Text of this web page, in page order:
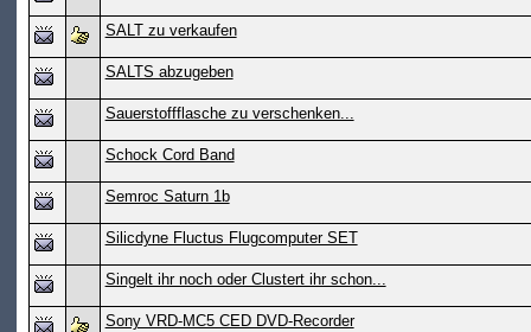
SALT zu verkaufen
SALTS abzugeben
Sauerstoffflasche zu verschenken...
Schock Cord Band
Semroc Saturn 1b
Silicdyne Fluctus Flugcomputer SET
Singelt ihr noch oder Clustert ihr schon...
Sony VRD-MC5 CED DVD-Recorder